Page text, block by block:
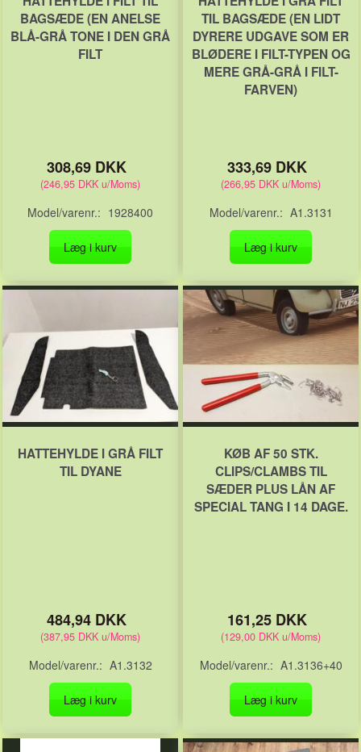
BAGSÆDE (EN ANELSE
BLÅ-GRÅ TONE I DEN GRÅ
FILT
308,69 DKK
(246,95 DKK u/Moms)
Model/varenr.: 1928400
Læg i kurv
TIL BAGSÆDE (EN LIDT
DYRERE UDGAVE SOM ER
BLØDERE I FILT-TYPEN OG
MERE GRÅ-GRÅ I FILT-
FARVEN)
333,69 DKK
(266,95 DKK u/Moms)
Model/varenr.: A1.3131
Læg i kurv
HATTEHYLDE I GRÅ FILT
TIL DYANE
484,94 DKK
(387,95 DKK u/Moms)
Model/varenr.: A1.3132
Læg i kurv
KØB AF 50 STK.
CLIPS/CLAMBS TIL
SÆDER PLUS LÅN AF
SPECIAL TANG I 14 DAGE.
161,25 DKK
(129,00 DKK u/Moms)
Model/varenr.: A1.3136+40
Læg i kurv